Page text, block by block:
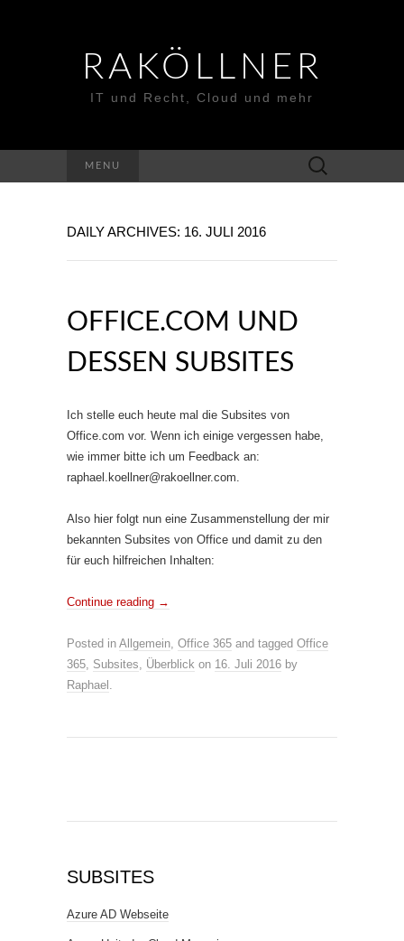
RAKÖLLNER
IT und Recht, Cloud und mehr
MENU
Suchen
nach:
DAILY ARCHIVES: 16. JULI 2016
OFFICE.COM UND
DESSEN SUBSITES
Ich stelle euch heute mal die Subsites von
Office.com vor. Wenn ich einige vergessen habe,
wie immer bitte ich um Feedback an:
raphael.koellner@rakoellner.com.
Also hier folgt nun eine Zusammenstellung der mir
bekannten Subsites von Office und damit zu den
für euch hilfreichen Inhalten:
Continue reading →
Posted in Allgemein, Office 365 and tagged Office
365, Subsites, Überblick on 16. Juli 2016 by
Raphael .
SUBSITES
Azure AD Webseite